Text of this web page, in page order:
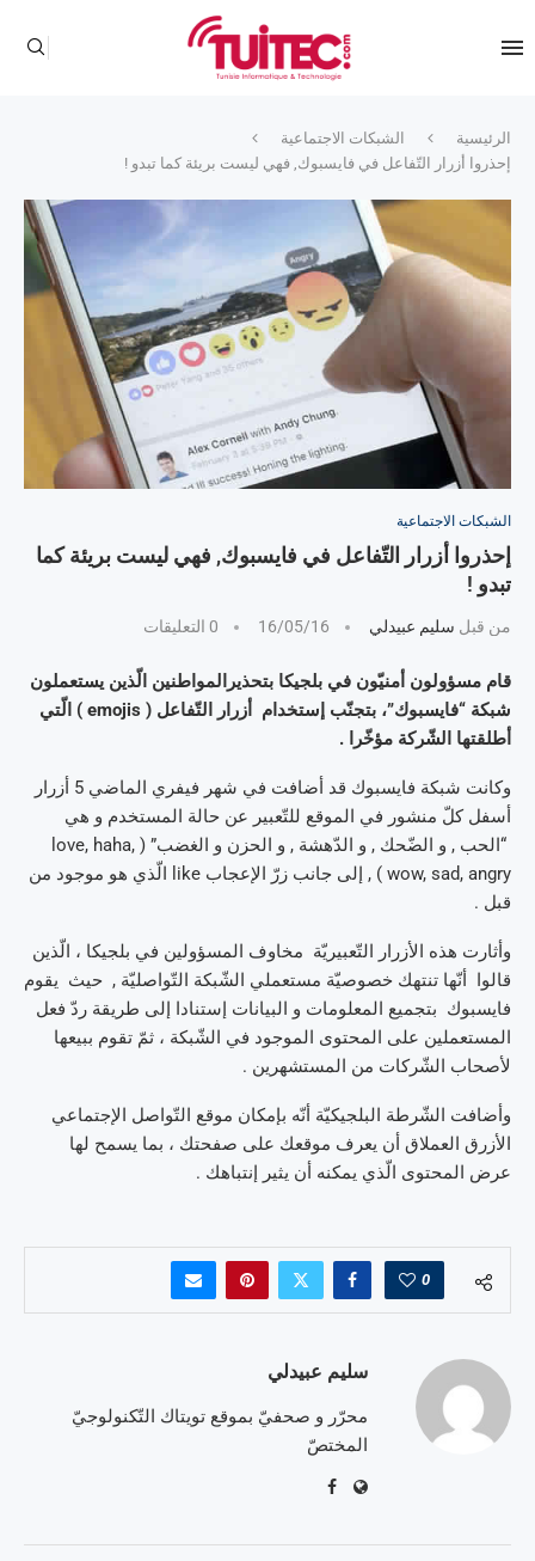
الرئيسية
الشبكات الاجتماعية
إحذروا أزرار التّفاعل في فايسبوك, فهي ليست بريئة كما تبدو !
الشبكات الاجتماعية
إحذروا أزرار التّفاعل في فايسبوك, فهي ليست بريئة كما
تبدو !
من قبل سليم عبيدلي 16/05/16 0 التعليقات
قام مسؤولون أمنيّون في بلجيكا بتحذيرالمواطنين الّذين يستعملون
شبكة “فايسبوك”، بتجنّب إستخدام أزرار التّفاعل ( emojis ) الّتي
أطلقتها الشّركة مؤخّرا .
وكانت شبكة فايسبوك قد أضافت في شهر فيفري الماضي 5 أزرار
أسفل كلّ منشور في الموقع للتّعبير عن حالة المستخدم و هي
“الحب , و الضّحك , و الدّهشة , و الحزن و الغضب” ( love, haha,
wow, sad, angry ) , إلى جانب زرّ الإعجاب like الّذي هو موجود من
قبل .
وأثارت هذه الأزرار التّعبيريّة مخاوف المسؤولين في بلجيكا ، الّذين
قالوا أنّها تنتهك خصوصيّة مستعملي الشّبكة التّواصليّة , حيث يقوم
فايسبوك بتجميع المعلومات و البيانات إستنادا إلى طريقة ردّ فعل
المستعملين على المحتوى الموجود في الشّبكة ، ثمّ تقوم ببيعها
لأصحاب الشّركات من المستشهرين .
وأضافت الشّرطة البلجيكيّة أنّه بإمكان موقع التّواصل الإجتماعي
الأزرق العملاق أن يعرف موقعك على صفحتك ، بما يسمح لها
عرض المحتوى الّذي يمكنه أن يثير إنتباهك .
0
سليم عبيدلي
محرّر و صحفيّ بموقع تويتاك التّكنولوجيّ
المختصّ